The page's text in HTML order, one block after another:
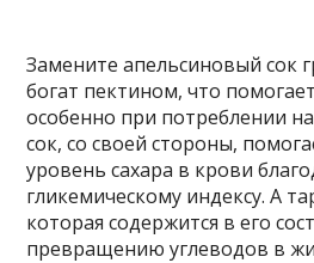
Замените апельсиновый сок
богат пектином, что
особенно при потреблении
сок, со своей стороны,
уровень сахара в крови
гликемическому индексу. А
которая содержится в его
превращению углеводов в